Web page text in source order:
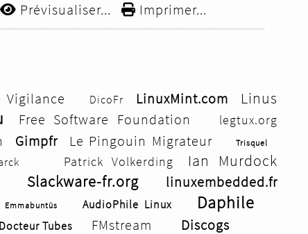
Prévisualiser... Imprimer...
Vigilance DicoFr LinuxMint.com
Linus
Free Software Foundation legtux.org
Gimpfr Le Pingouin Migrateur Trisquel
Patrick Volkerding Ian Murdock
Slackware-fr.org
linuxembedded.fr
Emmabuntüs AudioPhile Linux Daphile
Docteur Tubes FMstream Discogs